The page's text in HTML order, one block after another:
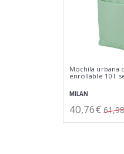
Mochila urbana
enrollable 10 l.
MILAN
40,76€